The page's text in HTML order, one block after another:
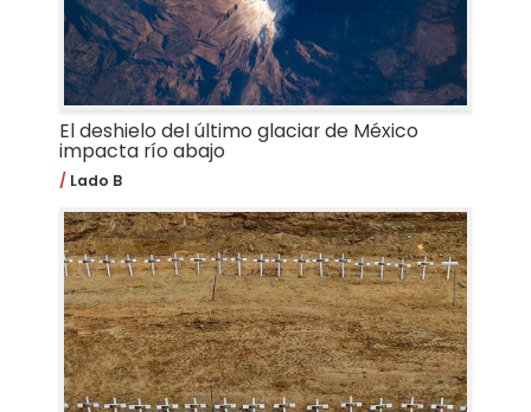
El deshielo del último glaciar de México
impacta río abajo
Lado B